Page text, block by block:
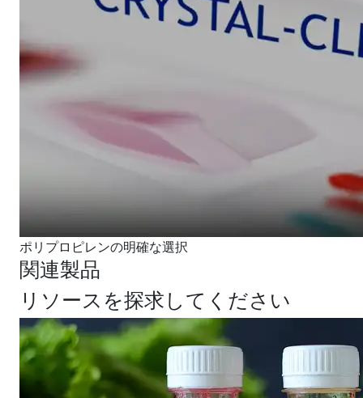
ポリプロピレンの明確な選択
関連製品
リソースを探求してください